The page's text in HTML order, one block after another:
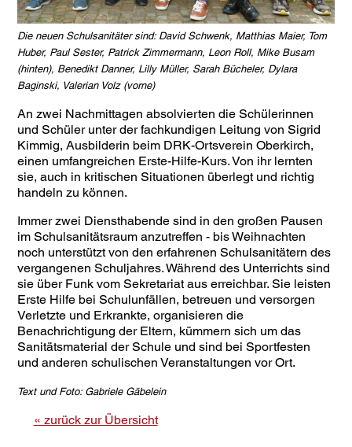
Die neuen Schulsanitäter sind: David Schwenk, Matthias Maier, Tom
Huber, Paul Sester, Patrick Zimmermann, Leon Roll, Mike Busam
(hinten), Benedikt Danner, Lilly Müller, Sarah Bücheler, Dylara
Baginski, Valerian Volz (vorne)
An zwei Nachmittagen absolvierten die Schülerinnen
und Schüler unter der fachkundigen Leitung von Sigrid
Kimmig, Ausbilderin beim DRK-Ortsverein Oberkirch,
einen umfangreichen Erste-Hilfe-Kurs. Von ihr lernten
sie, auch in kritischen Situationen überlegt und richtig
handeln zu können.
Immer zwei Diensthabende sind in den großen Pausen
im Schulsanitätsraum anzutreffen - bis Weihnachten
noch unterstützt von den erfahrenen Schulsanitätern des
vergangenen Schuljahres. Während des Unterrichts sind
sie über Funk vom Sekretariat aus erreichbar. Sie leisten
Erste Hilfe bei Schulunfällen, betreuen und versorgen
Verletzte und Erkrankte, organisieren die
Benachrichtigung der Eltern, kümmern sich um das
Sanitätsmaterial der Schule und sind bei Sportfesten
und anderen schulischen Veranstaltungen vor Ort.
Text und Foto: Gabriele Gäbelein
« zurück zur Übersicht